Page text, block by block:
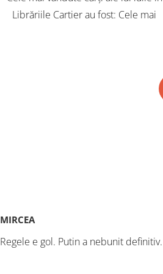
Librăriile Cartier au fost: Cele mai
MIRCEA
Regele e gol. Putin a nebunit definitiv.